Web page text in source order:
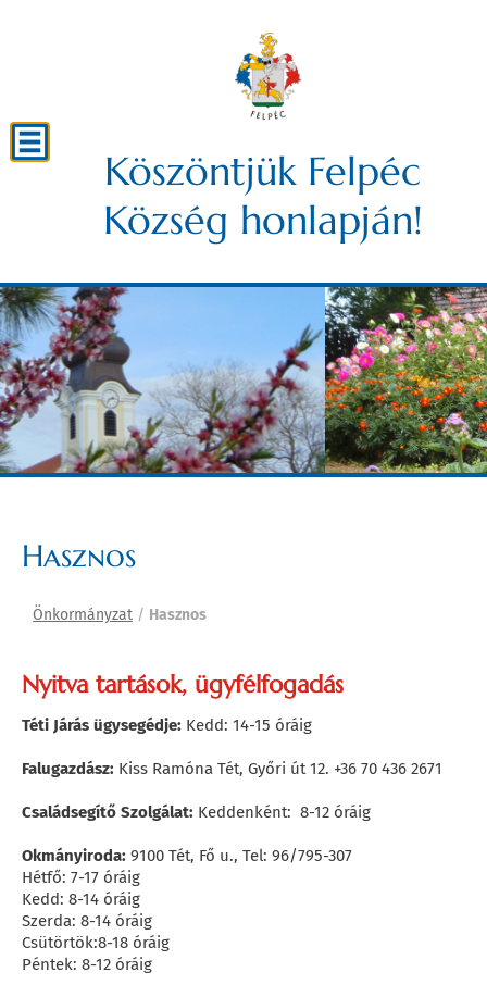
Köszöntjük Felpéc
Község honlapján!
Hasznos
Önkormányzat / Hasznos
Nyitva tartások, ügyfélfogadás
Téti Járás ügysegédje: Kedd: 14-15 óráig
Falugazdász: Kiss Ramóna Tét, Győri út 12. +36 70 436 2671
Családsegítő Szolgálat: Keddenként: 8-12 óráig
Okmányiroda: 9100 Tét, Fő u., Tel: 96/795-307
Hétfő: 7-17 óráig
Kedd: 8-14 óráig
Szerda: 8-14 óráig
Csütörtök:8-18 óráig
Péntek: 8-12 óráig